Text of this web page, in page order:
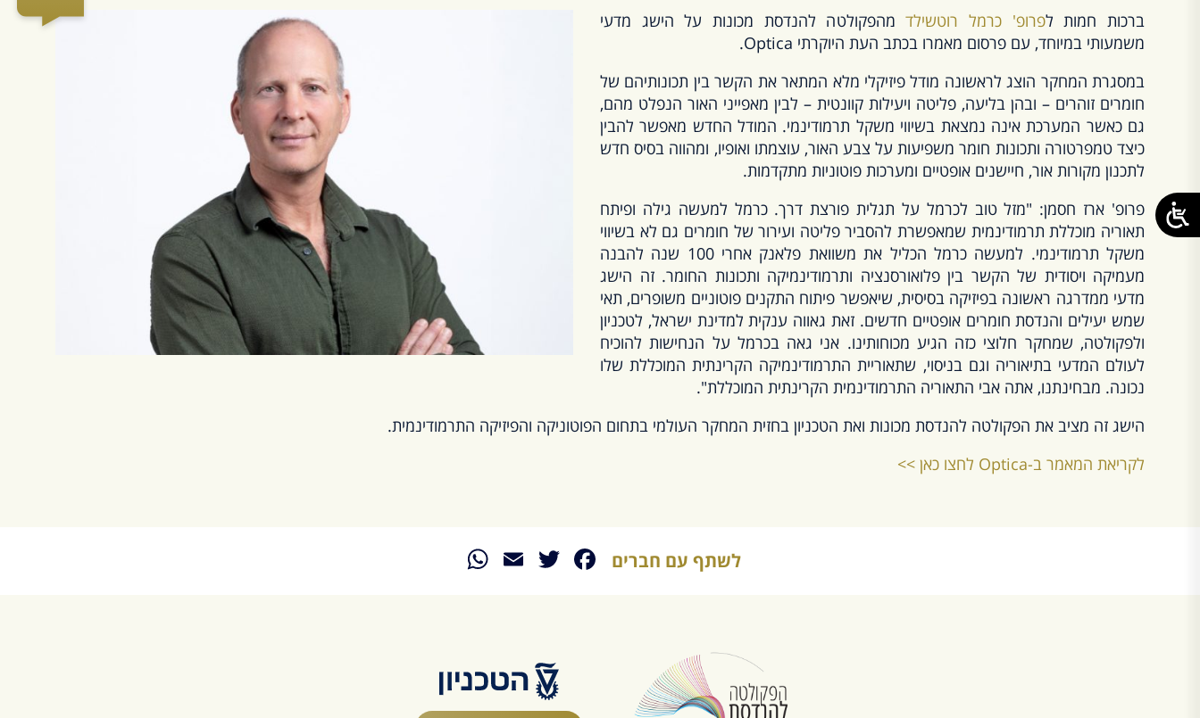
ברכות חמות לפרופ' כרמל רוטשילדמהפקולטה להנדסת מכונות על הישג מדעי
משמעותי במיוחד, עם פרסום מאמרו בכתב העת היוקרתי Optica.
במסגרת המחקר הוצג לראשונה מודל פיזיקלי מלא המתאר את הקשר בין תכונותיהם של
חומרים זוהרים – ובהן בליעה, פליטה ויעילות קוונטית – לבין מאפייני האור הנפלט מהם,
גם כאשר המערכת אינה נמצאת בשיווי משקל תרמודינמי. המודל החדש מאפשר להבין
כיצד טמפרטורה ותכונות חומר משפיעות על צבע האור, עוצמתו ואופיו, ומהווה בסיס חדש
לתכנון מקורות אור, חיישנים אופטיים ומערכות פוטוניות מתקדמות.
פרופ' ארז חסמן: "מזל טוב לכרמל על תגלית פורצת דרך. כרמל למעשה גילה ופיתח
תאוריה מוכללת תרמודינמית שמאפשרת להסביר פליטה ועירור של חומרים גם לא בשיווי
משקל תרמודינמי. למעשה כרמל הכליל את משוואת פלאנק אחרי 100 שנה להבנה
מעמיקה ויסודית של הקשר בין פלואורסנציה ותרמודינמיקה ותכונות החומר. זה הישג
מדעי ממדרגה ראשונה בפיזיקה בסיסית, שיאפשר פיתוח התקנים פוטוניים משופרים, תאי
שמש יעילים והנדסת חומרים אופטיים חדשים. זאת גאווה ענקית למדינת ישראל, לטכניון
ולפקולטה, שמחקר חלוצי כזה הגיע מכוחותינו. אני גאה בכרמל על הנחישות להוכיח
לעולם המדעי בתיאוריה וגם בניסוי, שתאוריית התרמודינמיקה הקרינתית המוכללת שלו
נכונה. מבחינתנו, אתה אבי התאוריה התרמודינמית הקרינתית המוכללת".
הישג זה מציב את הפקולטה להנדסת מכונות ואת הטכניון בחזית המחקר העולמי בתחום הפוטוניקה והפיזיקה התרמודינמית.
לקריאת המאמר ב-Optica לחצו כאן >>
לשתף עם חברים Facebook
Twitter
Email